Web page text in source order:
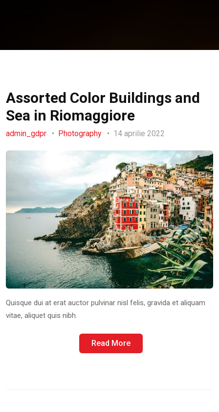
Assorted Color Buildings and
Sea in Riomaggiore
admin_gdpr Photography 14 aprilie 2022
Quisque dui at erat auctor pulvinar nisl felis, gravida et aliquam
vitae, aliquet quis nibh.
Read More